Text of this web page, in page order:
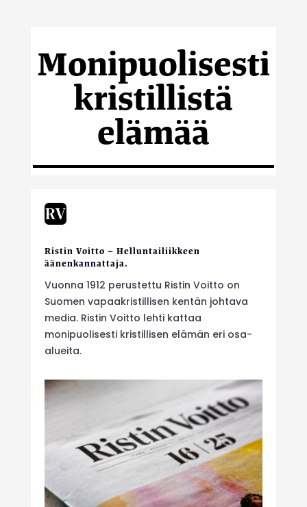
Monipuolisesti
kristillistä
elämää
Ristin Voitto – Helluntailiikkeen
äänenkannattaja.
Vuonna 1912 perustettu Ristin Voitto on
Suomen vapaakristillisen kentän johtava
media. Ristin Voitto lehti kattaa
monipuolisesti kristillisen elämän eri osa-
alueita.